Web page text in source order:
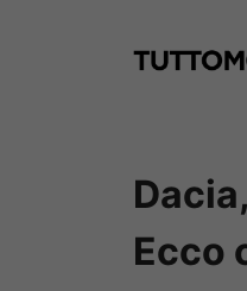
Ecco